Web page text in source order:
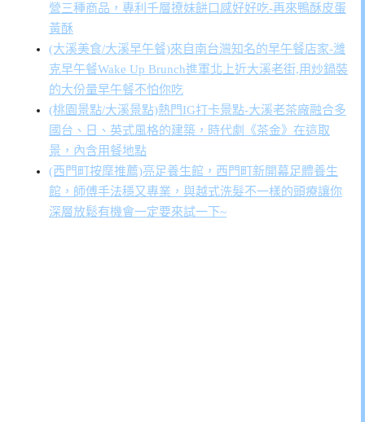
營三種商品，專利千層撩妹餅口感好好吃-再來鴨酥皮蛋
黃酥
(大溪美食/大溪早午餐)來自南台灣知名的早午餐店家-濰
克早午餐Wake Up Brunch進軍北上近大溪老街,用炒鍋裝
的大份量早午餐不怕你吃
(桃園景點/大溪景點)熱門IG打卡景點-大溪老茶廠融合多
國台、日、英式風格的建築，時代劇《茶金》在這取
景，內含用餐地點
(西門町按摩推薦)亮足養生館，西門町新開幕足體養生
館，師傅手法穩又專業，與越式洗髮不一樣的頭療讓你
深層放鬆有機會一定要來試一下~